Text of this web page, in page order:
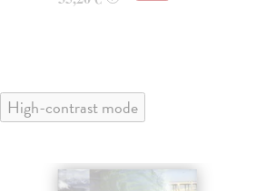
High-contrast mode